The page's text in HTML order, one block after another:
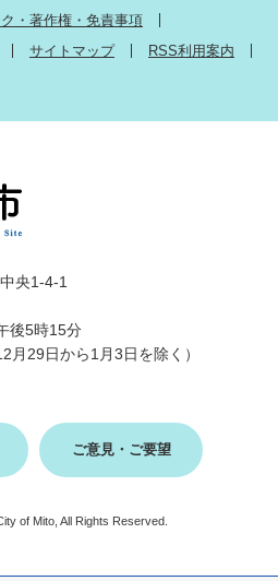
ク・著作権・免責事項
サイトマップ
RSS利用案内
央1-4-1
後5時15分
月29日から1月3日を除く）
ご意見・ご要望
of Mito, All Rights Reserved.